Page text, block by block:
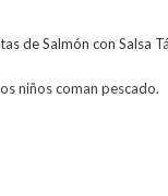
niños coman pescado.